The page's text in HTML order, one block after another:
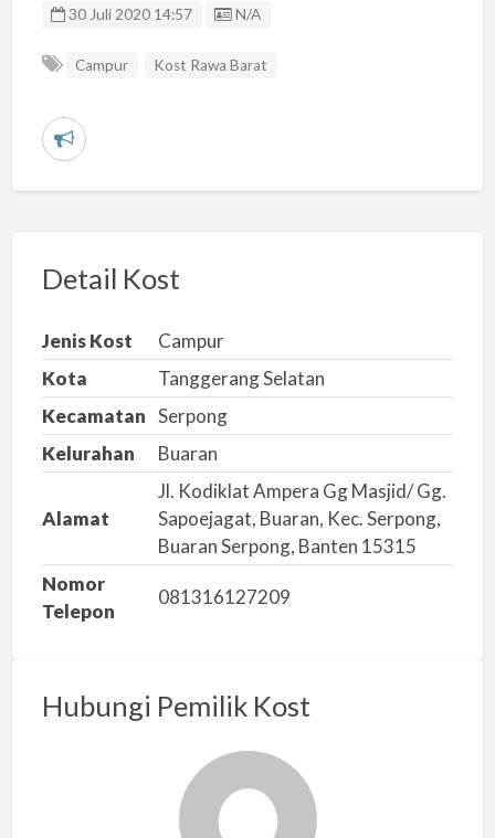
30 Juli 2020 14:57 Listing ID
N/A
Campur Kost Rawa Barat
L
r
n
m
a
s
a
l
h
Detail Kost
Jenis Kost
Campur
Kota
Tanggerang Selatan
Kecamatan Serpong
Kelurahan
Buaran
Alamat
Jl. Kodiklat Ampera Gg Masjid/ Gg.
Sapoejagat, Buaran, Kec. Serpong,
Buaran Serpong, Banten 15315
Nomor
Telepon
081316127209
Hubungi Pemilik Kost